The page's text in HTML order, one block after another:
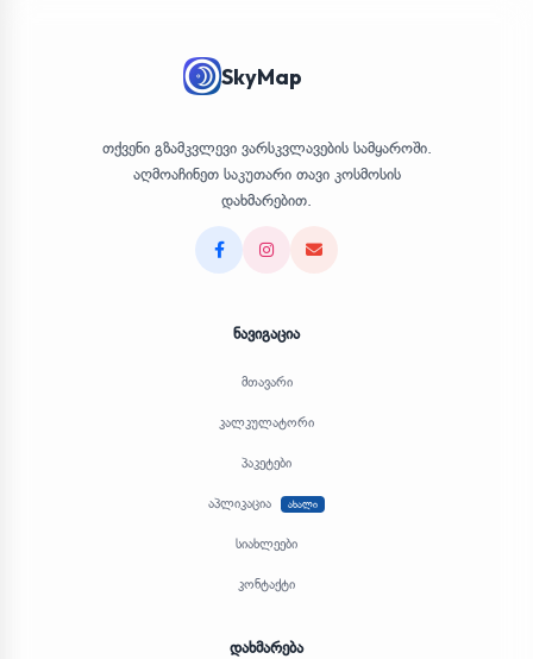
SkyMap
თქვენი გზამკვლევი ვარსკვლავების სამყაროში.
აღმოაჩინეთ საკუთარი თავი კოსმოსის
დახმარებით.
FacebookInstagram
Email
ნავიგაცია
მთავარი
კალკულატორი
პაკეტები
აპლიკაცია ახალი
სიახლეები
კონტაქტი
დახმარება